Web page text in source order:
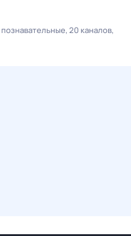
познавательные 20 каналов